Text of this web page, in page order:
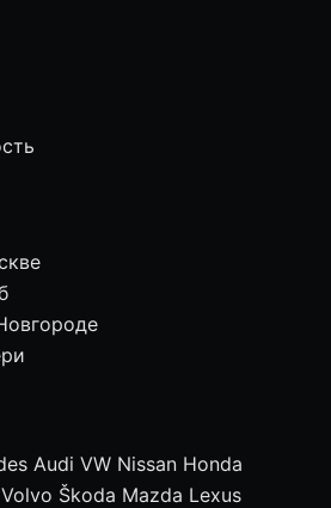
Audi VW Nissan Honda
Volvo Škoda Mazda Lexus